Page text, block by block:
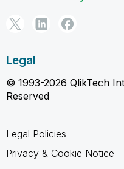
Legal
© 1993-2026 QlikTech
Reserved
Legal Policies
Privacy & Cookie Notice